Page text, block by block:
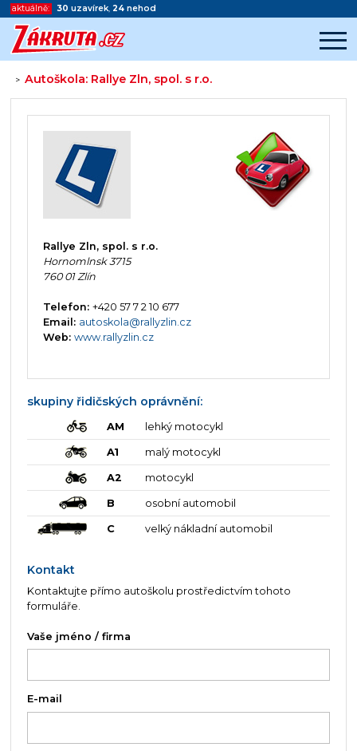
aktuálně: 30 uzavírek, 24 nehod
>Autoškola: Rallye Zln, spol. s r.o.
Začátek reklamy
Konec reklamy
Rallye Zln, spol. s r.o.
Hornomlnsk 3715
760 01 Zlín
Telefon: +420 57 7 2 10 677
Email: autoskola@rallyzlin.cz
Web: www.rallyzlin.cz
skupiny řidičských oprávnění:
AM lehký motocykl
A1 malý motocykl
A2 motocykl
B osobní automobil
C velký nákladní automobil
Kontakt
Kontaktujte přímo autoškolu prostředictvím tohoto
formuláře.
Vaše jméno / firma
E-mail